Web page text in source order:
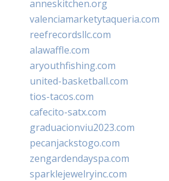
anneskitchen.org
valenciamarketytaqueria.com
reefrecordsllc.com
alawaffle.com
aryouthfishing.com
united-basketball.com
tios-tacos.com
cafecito-satx.com
graduacionviu2023.com
pecanjackstogo.com
zengardendayspa.com
sparklejewelryinc.com